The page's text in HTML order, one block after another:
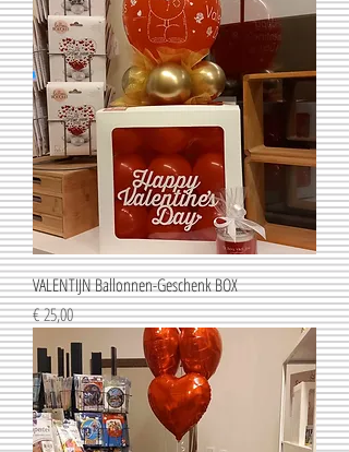
VALENTIJN Ballonnen-Geschenk BOX
Prijs
€ 25,00